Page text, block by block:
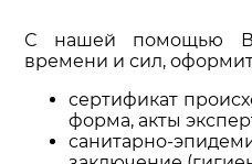
С нашей помощью
времени и сил,
сертификат
форма, акты
санитарно-